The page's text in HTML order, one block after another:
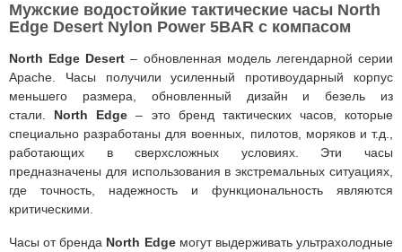
Мужские водостойкие тактические часы North
Edge Desert Nylon Power 5BAR с компасом
North Edge Desert– обновленная модель легендарной серии
Apache. Часы получили усиленный противоударный корпус
меньшего размера, обновленный дизайн и безель из
стали. North Edge – это бренд тактических часов, которые
специально разработаны для военных, пилотов, моряков и т.д.,
работающих в сверхсложных условиях. Эти часы
предназначены для использования в экстремальных ситуациях,
где точность, надежность и функциональность являются
критическими.
Часы от бренда North Edgeмогут выдерживать ультрахолодные